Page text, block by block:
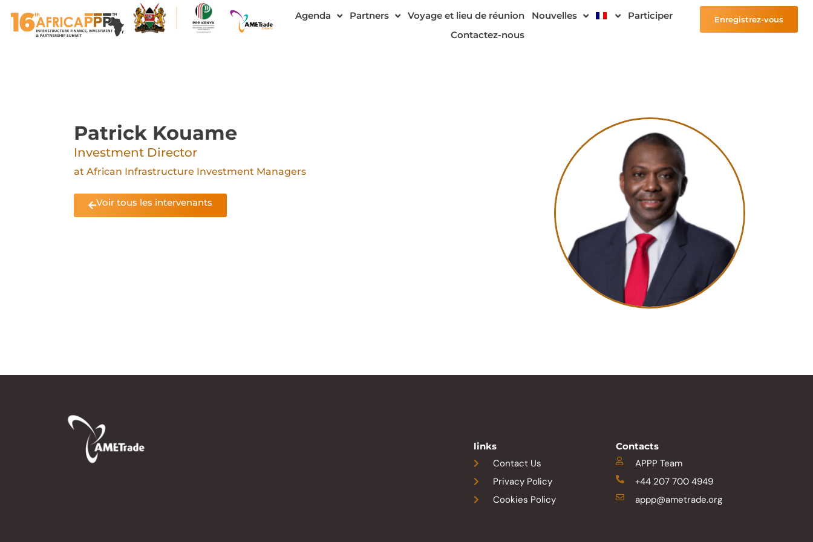
Agenda Partners Voyage et lieu de réunion Nouvelles
Participer
Contactez-nous
Enregistrez-vous
Patrick Kouame
Investment Director
at African Infrastructure Investment Managers
Voir tous les intervenants
links
Contact Us
Privacy Policy
Cookies Policy
Contacts
APPP Team
+44 207 700 4949
appp@ametrade.org